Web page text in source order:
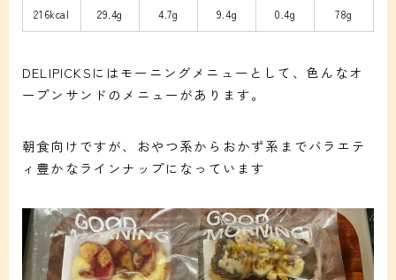
216kcal 29.4g 4.7g 9.4g 0.4g 78g
DELIPICKSにはモーニングメニューとして、色んなオ
ープンサンドのメニューがあります。
朝食向けですが、おやつ系からおかず系までバラエテ
ィ豊かなラインナップになっています